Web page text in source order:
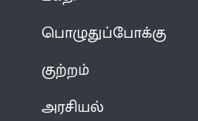
பொழுதுப்போக்கு
குற்றம்
அரசியல்